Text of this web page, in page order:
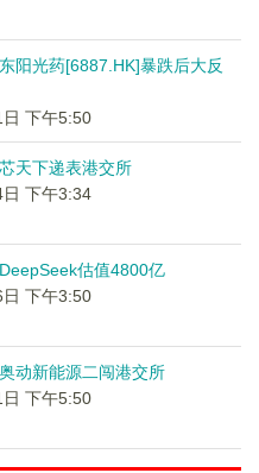
东阳光药[6887.HK]暴跌后大反
下午5:50
天下递表港交所
下午3:34
DeepSeek估值4800亿
下午3:50
动新能源二闯港交所
下午5:50